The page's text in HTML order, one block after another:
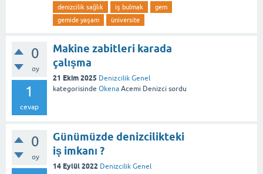
denizcilik sağlık iş bulmak
gem
gemide yaşam
üniversite
0
oy
1
cevap
Makine zabitleri karada
çalışma
21 Ekim 2025 Denizcilik Genel
kategorisinde Okena Acemi Denizci sordu
0
oy
Günümüzde denizcilikteki
iş imkanı ?
14 Eylül 2022 Denizcilik Genel